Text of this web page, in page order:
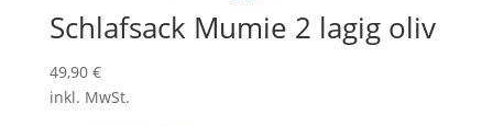
Schlafsack Mumie 2 lagig oliv
49,90 €
inkl. MwSt.